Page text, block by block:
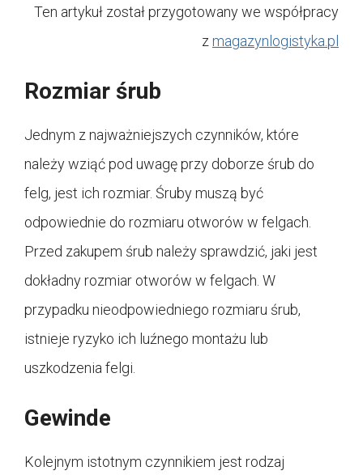
Ten artykuł został przygotowany we współpracy
z magazynlogistyka.pl
Rozmiar śrub
Jednym z najważniejszych czynników, które
należy wziąć pod uwagę przy doborze śrub do
felg, jest ich rozmiar. Śruby muszą być
odpowiednie do rozmiaru otworów w felgach.
Przed zakupem śrub należy sprawdzić, jaki jest
dokładny rozmiar otworów w felgach. W
przypadku nieodpowiedniego rozmiaru śrub,
istnieje ryzyko ich luźnego montażu lub
uszkodzenia felgi.
Gewinde
Kolejnym istotnym czynnikiem jest rodzaj